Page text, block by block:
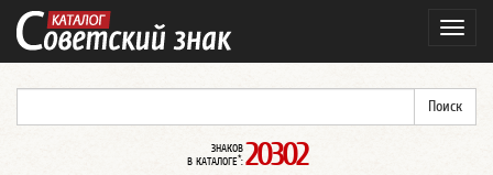
ЗНАКОВ
В КАТАЛОГЕ*: 20302